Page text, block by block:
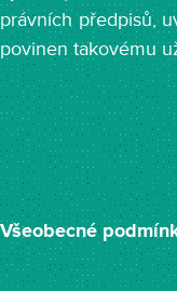
právních předpisů,
povinen takovému
Všeobecné